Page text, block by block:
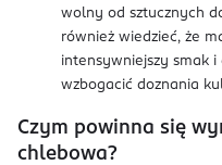
wolny od sztucznych
również wiedzieć, że
intensywniejszy smak
wzbogacić doznania
Czym powinna się
chlebowa?